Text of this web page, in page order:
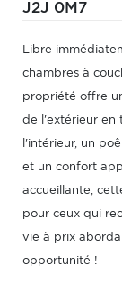
J2J 0M7
Libre
chambres à
propriété offre
de l'extérieur en
l'intérieur, un
et un confort
accueillante,
pour ceux qui
vie à prix
opportunité !